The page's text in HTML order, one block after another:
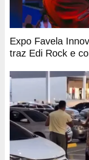
Expo Favela
traz Edi Rock e